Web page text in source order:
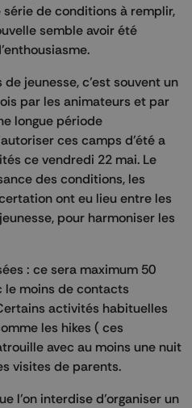
de conditions à remplir,
semble avoir été
jeunesse, c’est souvent un
par les animateurs et par
longue période
ces camps d'été a
ce vendredi 22 mai. Le
des conditions, les
ont eu lieu entre les
pour harmoniser les
: ce sera maximum 50
le moins de contacts
activités habituelles
les hikes ( ces
avec au moins une nuit
visites de parents.
l’on interdise d’organiser un